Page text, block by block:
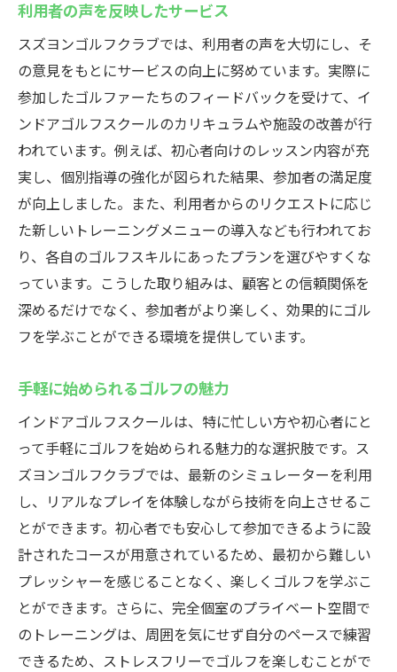
利用者の声を反映したサービス
スズヨンゴルフクラブでは、利用者の声を大切にし、そ
の意見をもとにサービスの向上に努めています。実際に
参加したゴルファーたちのフィードバックを受けて、イ
ンドアゴルフスクールのカリキュラムや施設の改善が行
われています。例えば、初心者向けのレッスン内容が充
実し、個別指導の強化が図られた結果、参加者の満足度
が向上しました。また、利用者からのリクエストに応じ
た新しいトレーニングメニューの導入なども行われてお
り、各自のゴルフスキルにあったプランを選びやすくな
っています。こうした取り組みは、顧客との信頼関係を
深めるだけでなく、参加者がより楽しく、効果的にゴル
フを学ぶことができる環境を提供しています。
手軽に始められるゴルフの魅力
インドアゴルフスクールは、特に忙しい方や初心者にと
って手軽にゴルフを始められる魅力的な選択肢です。ス
ズヨンゴルフクラブでは、最新のシミュレーターを利用
し、リアルなプレイを体験しながら技術を向上させるこ
とができます。初心者でも安心して参加できるように設
計されたコースが用意されているため、最初から難しい
プレッシャーを感じることなく、楽しくゴルフを学ぶこ
とができます。さらに、完全個室のプライベート空間で
のトレーニングは、周囲を気にせず自分のペースで練習
できるため、ストレスフリーでゴルフを楽しむことがで